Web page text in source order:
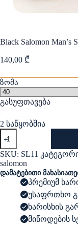
Black Salomon Man’s
140,00 ₾
ზომა
გასუფთავება
2 საწყობშია
Black
Salomon
Man's
Sneakers
SKU: SL11
salomon
დამატებითი
პრემიუმ
უსაფრთხო
ხარისხის
მიწოდების